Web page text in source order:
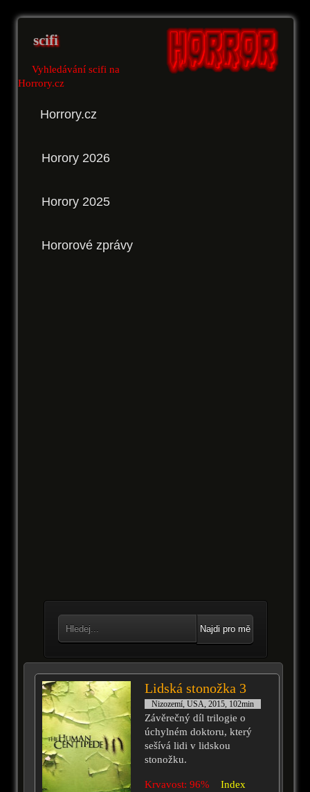
scifi
Vyhledávání scifi na
Horrory.cz
Horrory.cz
Horory 2026
Horory 2025
Hororové zprávy
Najdi pro mě
Lidská stonožka 3
Nizozemí, USA, 2015, 102min
Závěrečný díl trilogie o
úchylném doktoru, který
sešívá lidi v lidskou
stonožku.
Krvavost: 96%
Index